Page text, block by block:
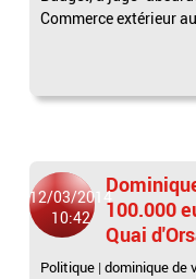
Commerce extérieur
12/03/2014
10:42
100.000
Quai
Politique |dominique de